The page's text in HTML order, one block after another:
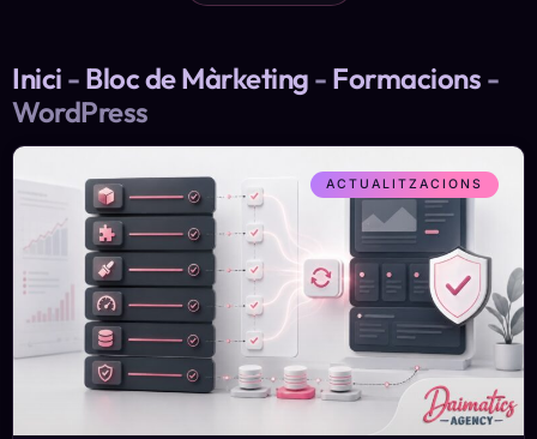
Inici - Bloc de Màrketing - Formacions -
WordPress
ACTUALITZACIONS